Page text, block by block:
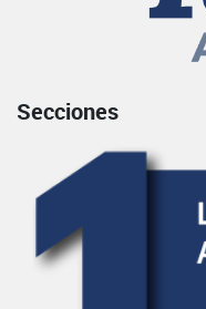
Secciones